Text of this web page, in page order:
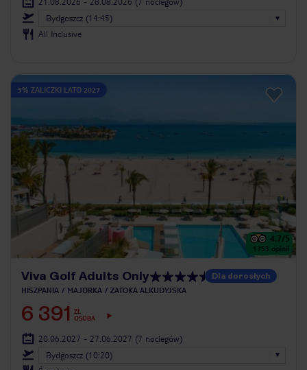
Bydgoszcz (14:45)
All Inclusive
5% ZALICZKI LATO 2027
4.7/5
1755 opinii
Viva Golf Adults Only Dla dorosłych
HISZPANIA MAJORKA ZATOKA ALKUDYJSKA
6 391
ZŁ
OSOBA
20.06.2027 - 27.06.2027 (7 noclegów)
Bydgoszcz (10:20)